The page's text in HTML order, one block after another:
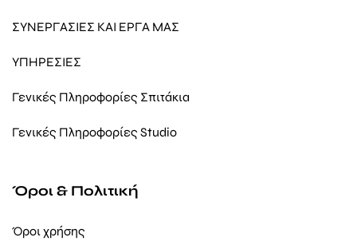
ΣΥΝΕΡΓΑΣΙΕΣ ΚΑΙ ΕΡΓΑ ΜΑΣ
ΥΠΗΡΕΣΙΕΣ
Γενικές Πληροφορίες Σπιτάκια
Γενικές Πληροφορίες Studio
Όροι & Πολιτική
Όροι χρήσης